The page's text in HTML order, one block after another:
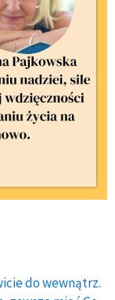
do wewnątrz.